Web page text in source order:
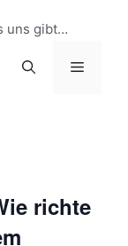
uns gibt…
Menü
richte